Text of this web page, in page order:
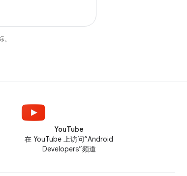
YouTube
在 YouTube 上访问“Android
Developers”频道